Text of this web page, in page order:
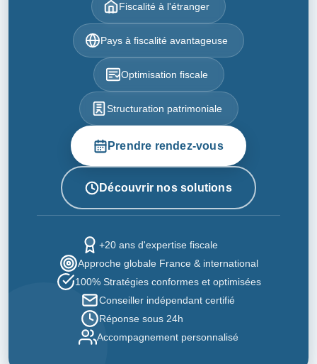
Fiscalité à l'étranger
Pays à fiscalité avantageuse
Optimisation fiscale
Structuration patrimoniale
Prendre rendez-vous
Découvrir nos solutions
+20 ans d'expertise fiscale
Approche globale France & international
100% Stratégies conformes et optimisées
Conseiller indépendant certifié
Réponse sous 24h
Accompagnement personnalisé